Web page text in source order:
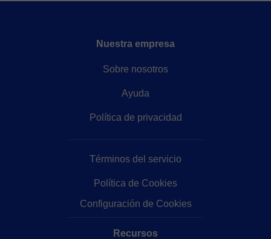
Nuestra empresa
Sobre nosotros
Ayuda
Política de privacidad
Términos del servicio
Política de Cookies
Configuración de Cookies
Recursos